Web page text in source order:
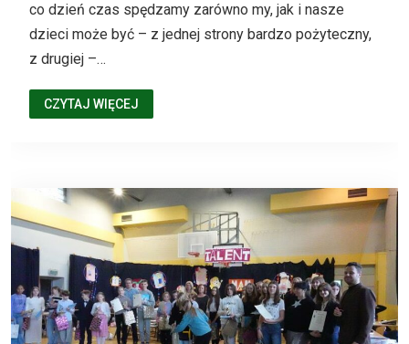
co dzień czas spędzamy zarówno my, jak i nasze
dzieci może być – z jednej strony bardzo pożyteczny,
z drugiej –…
CZYTAJ WIĘCEJ